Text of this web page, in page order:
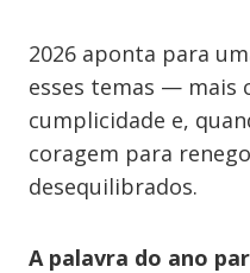
2026 aponta para
esses temas — mais
cumplicidade e,
coragem para
desequilibrados.
A palavra do ano